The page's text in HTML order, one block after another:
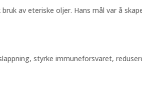
av eteriske oljer. Hans mål var å
styrke immuneforsvaret,